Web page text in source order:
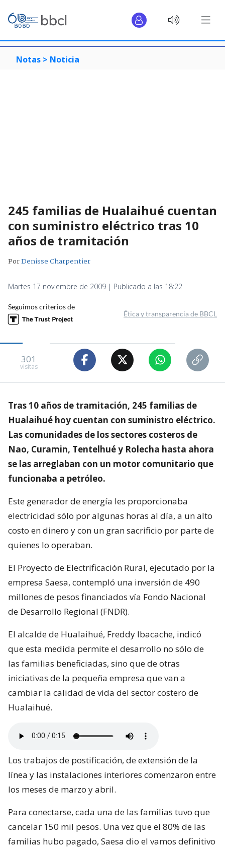
Notas > Noticia
245 familias de Hualaihué cuentan
con suministro eléctrico tras 10
años de tramitación
PorDenisse Charpentier
Martes 17 noviembre de 2009 | Publicado a las 18:22
Seguimos criterios de
Ética y transparencia de BBCL
301
visitas
Tras 10 años de tramitación, 245 familias de
Hualaihué hoy cuentan con suministro eléctrico.
Las comunidades de los sectores costeros de
Nao, Curamin, Tentelhué y Rolecha hasta ahora
se las arreglaban con un motor comunitario que
funcionaba a petróleo.
Este generador de energía les proporcionaba
electricidad sólo por algunas horas al día, a un alto
costo en dinero y con un gran sacrificio por parte de
quienes lo operaban.
El Proyecto de Electrificación Rural, ejecutado por la
empresa Saesa, contempló una inversión de 490
millones de pesos financiados vía Fondo Nacional
de Desarrollo Regional (FNDR).
El alcalde de Hualaihué, Freddy Ibacache, indicó
que esta medida permite el desarrollo no sólo de
las familias beneficiadas, sino que de otras
iniciativas de la pequeña empresa que van a
cambiar la calidad de vida del sector costero de
Hualaihué.
Los trabajos de postificación, de extensión de la
línea y las instalaciones interiores comenzaron entre
los meses de marzo y abril.
Para conectarse, cada una de las familias tuvo que
cancelar 150 mil pesos. Una vez que el 80% de las
familias hubo pagado, Saesa dio el vamos definitivo